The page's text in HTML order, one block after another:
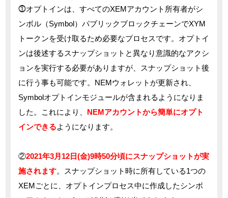
⓵オプトインは、すべてのXEMアカウント所有者がシ
ンボル（Symbol）パブリックブロックチェーンでXYM
トークンを受け取るため必要なプロセスです。オプトイ
ンは後述するスナップショットと異なり意識的なアクシ
ョンを実行する必要がありますが、スナップショット後
に行う事も可能です。NEMウォレットが更新され、
Symbolオプトインモジュールが含まれるようになりま
した。これにより、 NEMアカウントから簡単にオプト
インできるようになります。
②2021年3月12日(金)9時50分頃にスナップショットが実
施されます。スナップショット時に所有している1つの
XEMごとに、オプトインプロセス中に作成したシンボ